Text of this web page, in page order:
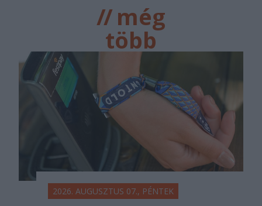
//még
több
főtér.ro
2026. AUGUSZTUS 07., PÉNTEK